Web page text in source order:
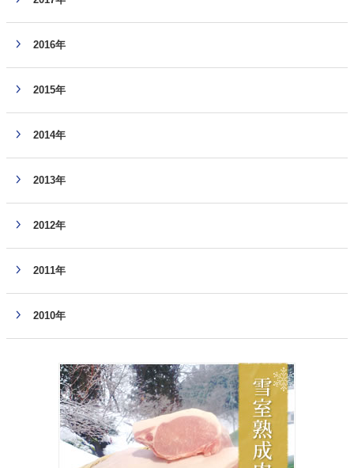
2016年
2015年
2014年
2013年
2012年
2011年
2010年